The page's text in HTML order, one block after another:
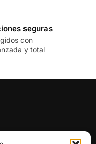
seguras
con
y total